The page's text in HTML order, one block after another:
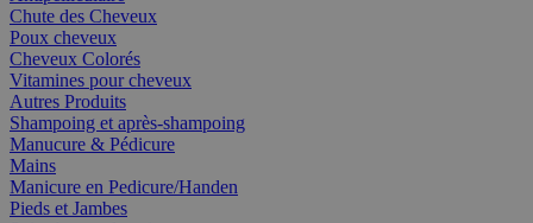
Chute des Cheveux
Poux cheveux
Cheveux Colorés
Vitamines pour cheveux
Autres Produits
Shampoing et après-shampoing
Manucure & Pédicure
Mains
Manicure en Pedicure/Handen
Pieds et Jambes